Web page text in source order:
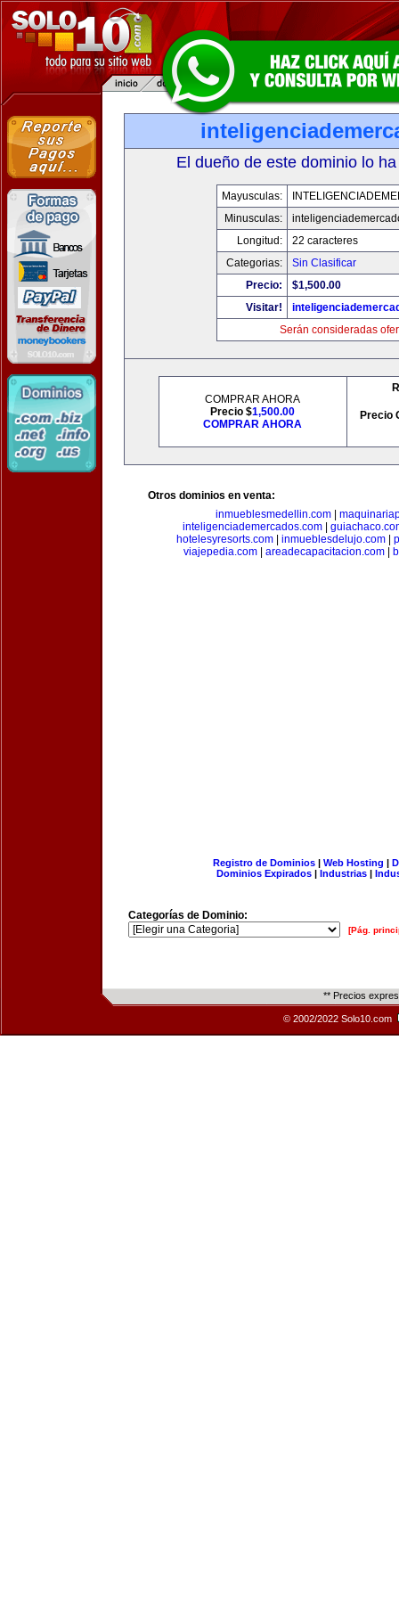
El dueño de este dominio lo
Mayusculas:
Minusculas:
Longitud:
22 caracteres
Categorias:
Sin Clasificar
Precio:
$1,500.00
Visitar!
Serán consideradas
COMPRAR AHORA
Precio $1,500.00
COMPRAR AHORA
Precio
Otros dominios en venta:
inmueblesmedellin.com
inteligenciademercados.com
hotelesyresorts.com
inmueblesdelujo.com
viajepedia.com| areadecapacitacion.com|
Registro de Dominios| Web Hosting |
Dominios Expirados | Industrias |
Categorías de Dominio:
[Pág.
** Precios
© 2002/2022 Solo10.com